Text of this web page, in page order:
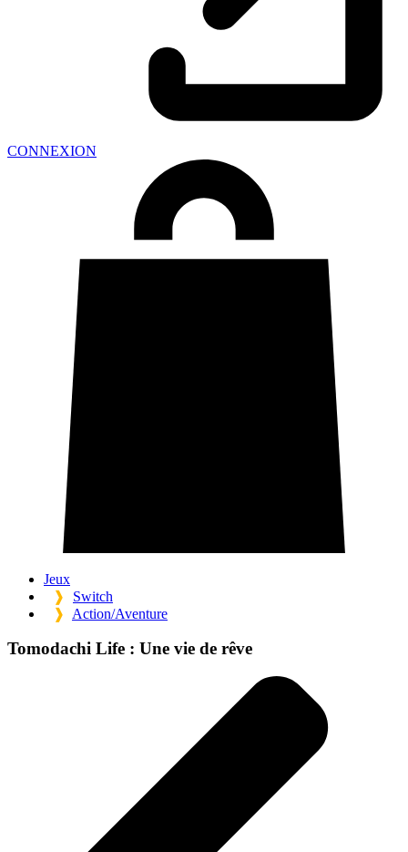
CONNEXION
Jeux
❱
Switch
❱
Action/Aventure
Tomodachi Life : Une vie de rêve